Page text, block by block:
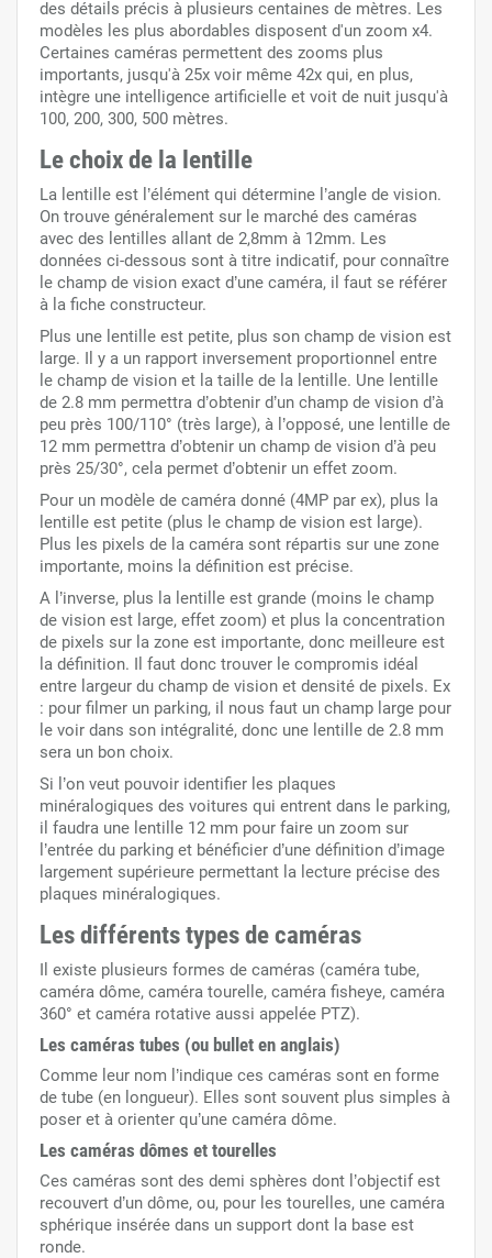
des détails précis à plusieurs centaines de mètres. Les
modèles les plus abordables disposent d'un zoom x4.
Certaines caméras permettent des zooms plus
importants, jusqu'à 25x voir même 42x qui, en plus,
intègre une intelligence artificielle et voit de nuit jusqu'à
100, 200, 300, 500 mètres.
Le choix de la lentille
La lentille est l’élément qui détermine l’angle de vision.
On trouve généralement sur le marché des caméras
avec des lentilles allant de 2,8mm à 12mm. Les
données ci-dessous sont à titre indicatif, pour connaître
le champ de vision exact d’une caméra, il faut se référer
à la fiche constructeur.
Plus une lentille est petite, plus son champ de vision est
large. Il y a un rapport inversement proportionnel entre
le champ de vision et la taille de la lentille. Une lentille
de 2.8 mm permettra d’obtenir d’un champ de vision d’à
peu près 100/110° (très large), à l’opposé, une lentille de
12 mm permettra d’obtenir un champ de vision d’à peu
près 25/30°, cela permet d’obtenir un effet zoom.
Pour un modèle de caméra donné (4MP par ex), plus la
lentille est petite (plus le champ de vision est large).
Plus les pixels de la caméra sont répartis sur une zone
importante, moins la définition est précise.
A l’inverse, plus la lentille est grande (moins le champ
de vision est large, effet zoom) et plus la concentration
de pixels sur la zone est importante, donc meilleure est
la définition. Il faut donc trouver le compromis idéal
entre largeur du champ de vision et densité de pixels. Ex
: pour filmer un parking, il nous faut un champ large pour
le voir dans son intégralité, donc une lentille de 2.8 mm
sera un bon choix.
Si l’on veut pouvoir identifier les plaques
minéralogiques des voitures qui entrent dans le parking,
il faudra une lentille 12 mm pour faire un zoom sur
l’entrée du parking et bénéficier d’une définition d’image
largement supérieure permettant la lecture précise des
plaques minéralogiques.
Les différents types de caméras
Il existe plusieurs formes de caméras (caméra tube,
caméra dôme, caméra tourelle, caméra fisheye, caméra
360° et caméra rotative aussi appelée PTZ).
Les caméras tubes (ou bullet en anglais)
Comme leur nom l’indique ces caméras sont en forme
de tube (en longueur). Elles sont souvent plus simples à
poser et à orienter qu’une caméra dôme.
Les caméras dômes et tourelles
Ces caméras sont des demi sphères dont l’objectif est
recouvert d’un dôme, ou, pour les tourelles, une caméra
sphérique insérée dans un support dont la base est
ronde.